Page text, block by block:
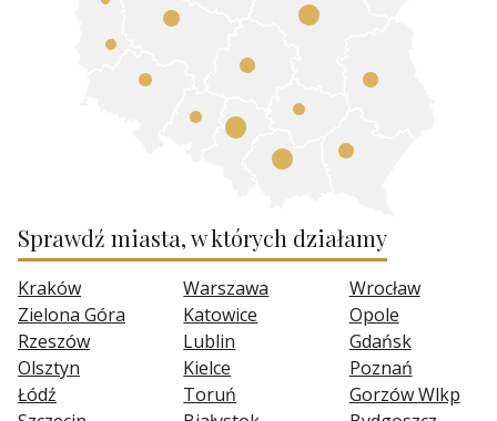
Sprawdź miasta, w których działamy
Kraków
Zielona Góra
Rzeszów
Olsztyn
Łódź
Warszawa
Katowice
Lublin
Kielce
Toruń
Wrocław
Opole
Gdańsk
Poznań
Gorzów Wlkp